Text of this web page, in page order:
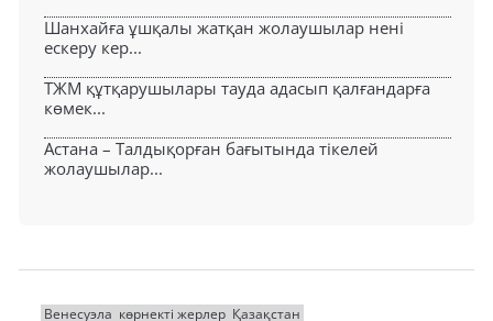
Шанхайға ұшқалы жатқан жолаушылар нені
ескеру кер...
ТЖМ құтқарушылары тауда адасып қалғандарға
көмек...
Астана – Талдықорған бағытында тікелей
жолаушылар...
Венесуэла көрнекті жерлер Қазақстан